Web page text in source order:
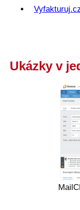
Ukázky v